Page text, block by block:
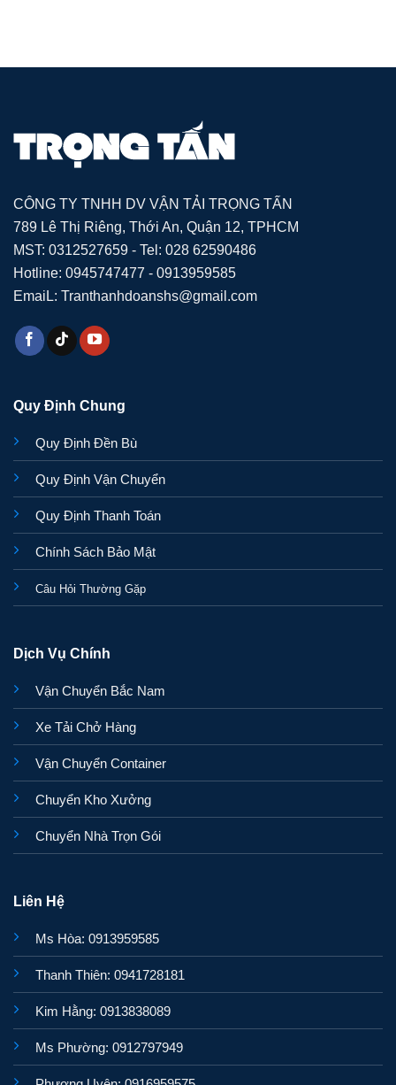
CÔNG TY TNHH DV VẬN TẢI TRỌNG TẤN
789 Lê Thị Riêng, Thới An, Quận 12, TPHCM
MST: 0312527659 - Tel: 028 62590486
Hotline: 0945747477 - 0913959585
EmaiL: Tranthanhdoanshs@gmail.com
Quy Định Chung
Quy Định Đền Bù
Quy Định Vận Chuyển
Quy Định Thanh Toán
Chính Sách Bảo Mật
Câu Hỏi Thường Gặp
Dịch Vụ Chính
Vận Chuyển Bắc Nam
Xe Tải Chở Hàng
Vận Chuyển Container
Chuyển Kho Xưởng
Chuyển Nhà Trọn Gói
Liên Hệ
Ms Hòa: 0913959585
Thanh Thiên: 0941728181
Kim Hằng: 0913838089
Ms Phường: 0912797949